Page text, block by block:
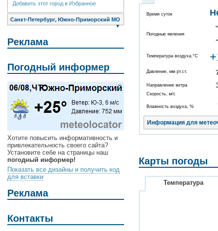
Добавить этот город в Избранное
Санкт-Петербург, Южно-Приморский МО
▼
Реклама
Погодный информер
Хотите повысить информативность и
привлекательность своего сайта?
Установите себе на страницы наш
погодный информер!
Показать все дизайны и получить код
для вставки
Реклама
Контакты
Время суток
Погодные явления
Температура воздуха,°C
Давление, мм рт.ст.
Направление ветра
Скорость, м/с
Влажность воздуха, %
Информация для
Карты погоды
Температура